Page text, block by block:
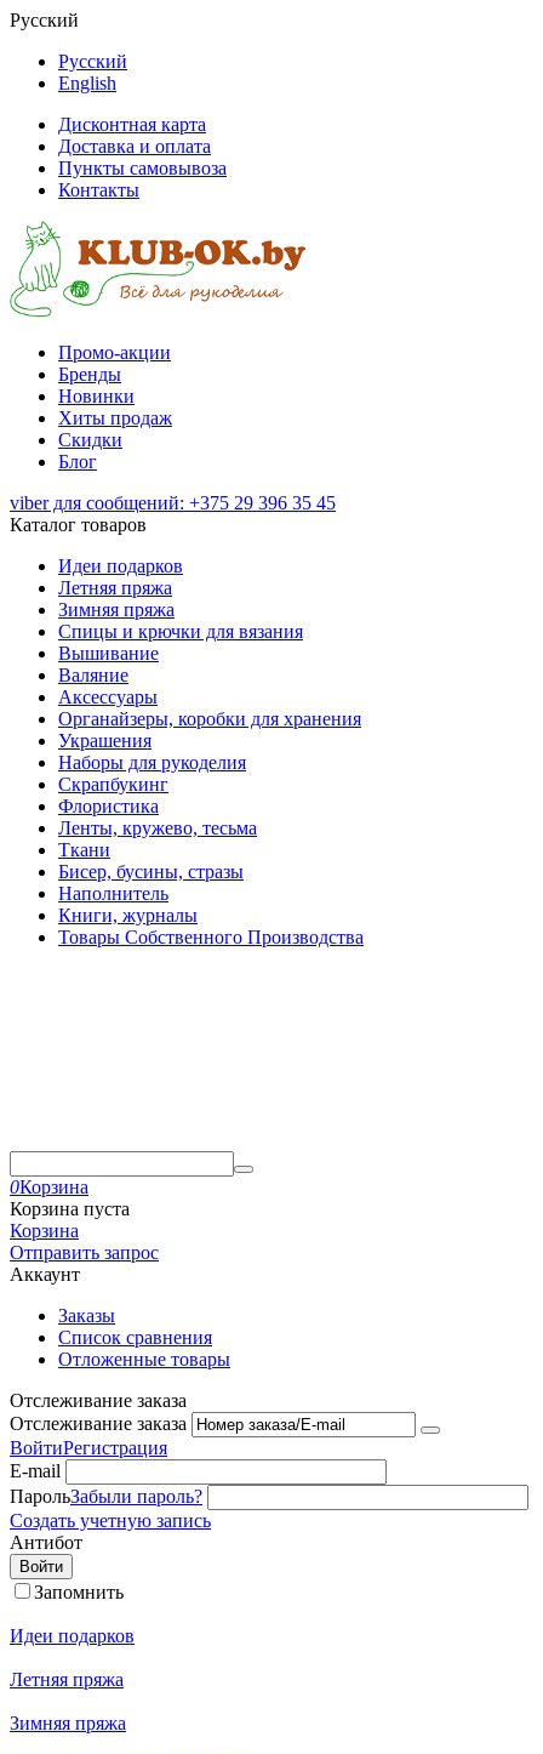
Русский
Русский
English
Дисконтная карта
Доставка и оплата
Пункты самовывоза
Контакты
Промо-акции
Бренды
Новинки
Хиты продаж
Скидки
Блог
viber для сообщений: +375 29 396 35 45
Каталог товаров
Идеи подарков
Летняя пряжа
Зимняя пряжа
Спицы и крючки для вязания
Вышивание
Валяние
Аксессуары
Органайзеры, коробки для хранения
Украшения
Наборы для рукоделия
Скрапбукинг
Флористика
Ленты, кружево, тесьма
Ткани
Бисер, бусины, стразы
Наполнитель
Книги, журналы
Товары Собственного Производства
0Корзина
Корзина пуста
Корзина
Отправить запрос
Аккаунт
Заказы
Список сравнения
Отложенные товары
Отслеживание заказа
Отслеживание заказа
ВойтиРегистрация
E-mail
ПарольЗабыли пароль?
Создать учетную запись
Антибот
Войти
Запомнить
Идеи подарков
Летняя пряжа
Зимняя пряжа